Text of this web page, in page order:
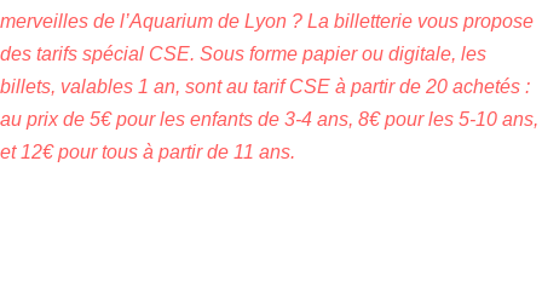
merveilles de l’Aquarium de Lyon ? La billetterie vous propose
des tarifs spécial CSE. Sous forme papier ou digitale, les
billets, valables 1 an, sont au tarif CSE à partir de 20 achetés :
au prix de 5€ pour les enfants de 3-4 ans, 8€ pour les 5-10 ans,
et 12€ pour tous à partir de 11 ans.